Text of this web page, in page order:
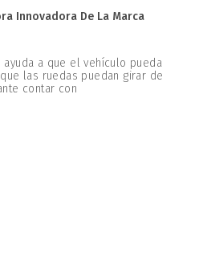
Innovadora De La Marca
ayuda a que el vehículo pueda
las ruedas puedan girar de
contar con